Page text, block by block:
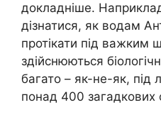
докладніше.
дізнатися, як водам
протікати під важким
здійснюються
багато – як-не-як, під
понад 400 загадкових